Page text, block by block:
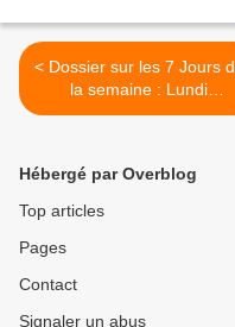
< Dossier sur les 7 Jours de
la semaine : Lundi
[Affichage][Coloriage]
Hébergé par Overblog
Top articles
Pages
Contact
Signaler un abus